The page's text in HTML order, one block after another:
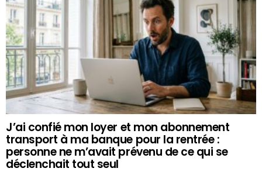
J’ai confié mon loyer et mon abonnement
transport à ma banque pour la rentrée :
personne ne m’avait prévenu de ce qui se
déclenchait tout seul